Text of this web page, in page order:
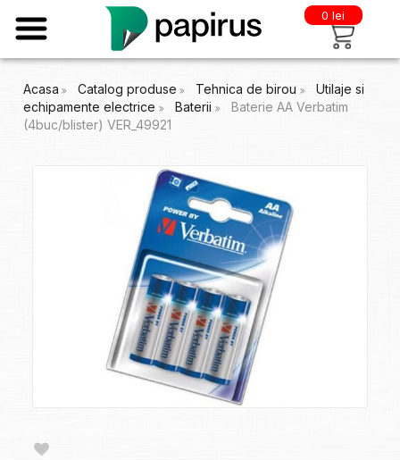
0 lei
Acasa Catalog produse Tehnica de birou
Utilaje si
echipamente electrice
Baterii
Baterie AA Verbatim
(4buc/blister) VER_49921